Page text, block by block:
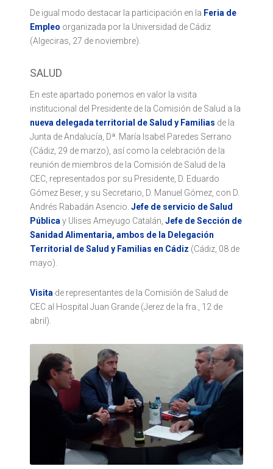
De igual modo destacar la participación en la Feria de
Empleo organizada por la Universidad de Cádiz
(Algeciras, 27 de noviembre).
SALUD
En este apartado ponemos en valor la visita
institucional del Presidente de la Comisión de Salud a la
nueva delegada territorial de Salud y Familias de la
Junta de Andalucía, Dª. María Isabel Paredes Serrano
(Cádiz, 29 de marzo), así como la celebración de la
reunión de miembros de la Comisión de Salud de la
CEC, representados por su Presidente, D. Eduardo
Gómez Beser, y su Secretario, D. Manuel Gómez, con D.
Andrés Rabadán Asencio. Jefe de servicio de Salud
Pública y Ulises Ameyugo Catalán, Jefe de Sección de
Sanidad Alimentaria, ambos de la Delegación
Territorial de Salud y Familias en Cádiz (Cádiz, 08 de
mayo).
Visita de representantes de la Comisión de Salud de
CEC al Hospital Juan Grande (Jerez de la fra., 12 de
abril).